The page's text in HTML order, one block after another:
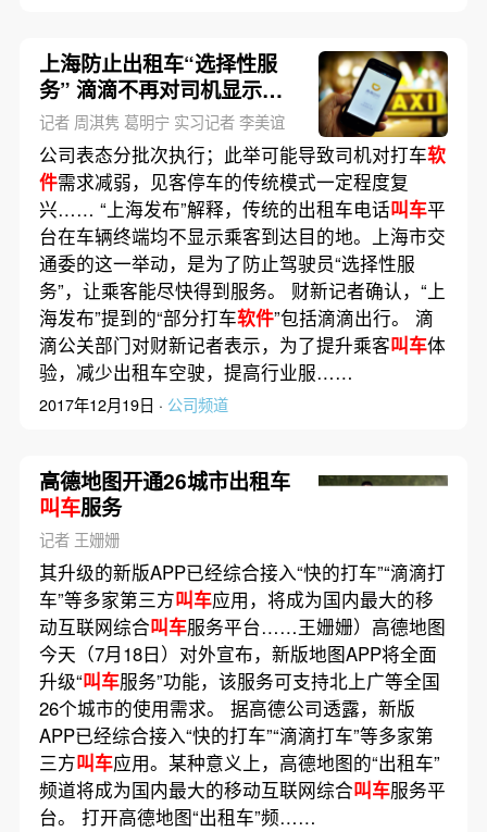
上海防止出租车“选择性服
务” 滴滴不再对司机显示乘
客目的地
记者 周淇隽 葛明宁 实习记者 李美谊
公司表态分批次执行；此举可能导致司机对打车软
件需求减弱，见客停车的传统模式一定程度复
兴…… “上海发布”解释，传统的出租车电话叫车平
台在车辆终端均不显示乘客到达目的地。上海市交
通委的这一举动，是为了防止驾驶员“选择性服
务”，让乘客能尽快得到服务。 财新记者确认，“上
海发布”提到的“部分打车软件”包括滴滴出行。 滴
滴公关部门对财新记者表示，为了提升乘客叫车体
验，减少出租车空驶，提高行业服……
2017年12月19日 · 公司频道
高德地图开通26城市出租车
叫车服务
记者 王姗姗
其升级的新版APP已经综合接入“快的打车”“滴滴打
车”等多家第三方叫车应用，将成为国内最大的移
动互联网综合叫车服务平台……王姗姗）高德地图
今天（7月18日）对外宣布，新版地图APP将全面
升级“叫车服务”功能，该服务可支持北上广等全国
26个城市的使用需求。 据高德公司透露，新版
APP已经综合接入“快的打车”“滴滴打车”等多家第
三方叫车应用。某种意义上，高德地图的“出租车”
频道将成为国内最大的移动互联网综合叫车服务平
台。 打开高德地图“出租车”频……